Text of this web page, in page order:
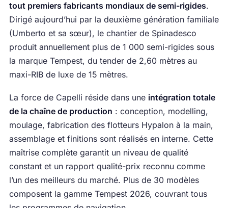
tout premiers fabricants mondiaux de semi-rigides.
Dirigé aujourd’hui par la deuxième génération familiale
(Umberto et sa sœur), le chantier de Spinadesco
produit annuellement plus de 1 000 semi-rigides sous
la marque Tempest, du tender de 2,60 mètres au
maxi-RIB de luxe de 15 mètres.
La force de Capelli réside dans une intégration totale
de la chaîne de production : conception, modelling,
moulage, fabrication des flotteurs Hypalon à la main,
assemblage et finitions sont réalisés en interne. Cette
maîtrise complète garantit un niveau de qualité
constant et un rapport qualité-prix reconnu comme
l’un des meilleurs du marché. Plus de 30 modèles
composent la gamme Tempest 2026, couvrant tous